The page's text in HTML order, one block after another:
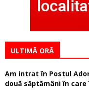
ULTIMĂ ORĂ
Am intrat în Postul
două săptămâni în care